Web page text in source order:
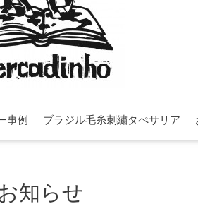
事例 ブラジル毛糸刺繍タぺサリア
知らせ